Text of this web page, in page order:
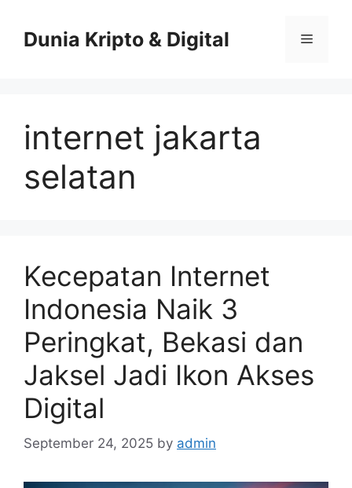
contentDunia Kripto & Digital Menu
internet jakarta
selatan
Kecepatan Internet
Indonesia Naik 3
Peringkat, Bekasi dan
Jaksel Jadi Ikon Akses
Digital
September 24, 2025 by admin